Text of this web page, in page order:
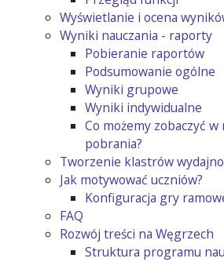
Wyświetlanie i ocena
Wyniki nauczania - raporty
Pobieranie raportów
Podsumowanie ogólne
Wyniki grupowe
Wyniki indywidualne
Co możemy zobaczyć
pobrania?
Tworzenie klastrów
Jak motywować uczniów?
Konfiguracja gry
FAQ
Rozwój treści na Węgrzech
Struktura programu